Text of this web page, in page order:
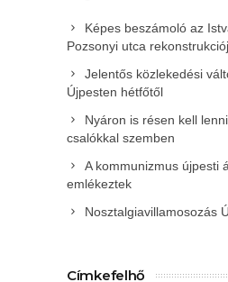
Képes beszámoló az
Pozsonyi utca
Jelentős közlekedési
Újpesten hétfőtől
Nyáron is résen kell
csalókkal szemben
A kommunizmus újpesti
emlékeztek
Nosztalgiavillamosozás
Címkefelhő